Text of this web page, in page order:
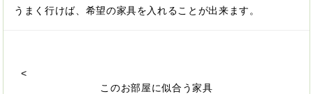
うまく行けば、希望の家具を入れることが出来ます。
<
このお部屋に似合う家具